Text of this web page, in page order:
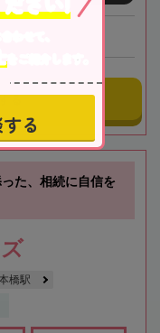
る
た、相続に自信を
橋駅
わせて、
をご紹介します。
る